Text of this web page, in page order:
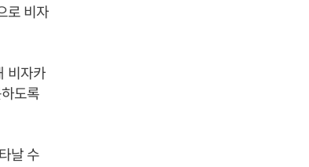
로 비자
비자카
도록
날 수